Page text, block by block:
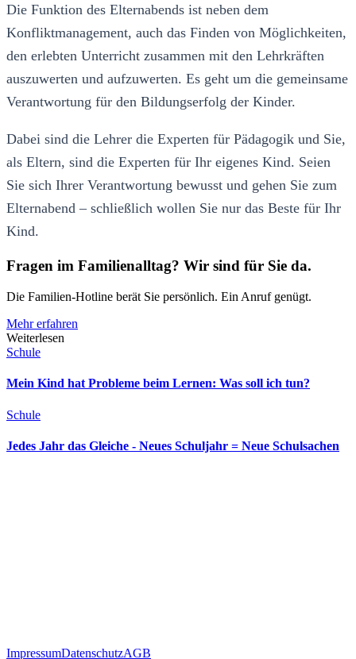
Die Funktion des Elternabends ist neben dem
Konfliktmanagement, auch das Finden von Möglichkeiten,
den erlebten Unterricht zusammen mit den Lehrkräften
auszuwerten und aufzuwerten. Es geht um die gemeinsame
Verantwortung für den Bildungserfolg der Kinder.
Dabei sind die Lehrer die Experten für Pädagogik und Sie,
als Eltern, sind die Experten für Ihr eigenes Kind. Seien
Sie sich Ihrer Verantwortung bewusst und gehen Sie zum
Elternabend – schließlich wollen Sie nur das Beste für Ihr
Kind.
Fragen im Familienalltag? Wir sind für Sie da.
Die Familien-Hotline berät Sie persönlich. Ein Anruf genügt.
Mehr erfahren
Weiterlesen
Schule
Mein Kind hat Probleme beim Lernen: Was soll ich tun?
Schule
Jedes Jahr das Gleiche - Neues Schuljahr = Neue Schulsachen
ImpressumDatenschutzAGB